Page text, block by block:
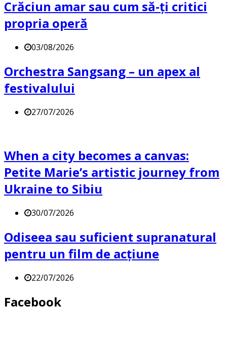
Crăciun amar sau cum să-ți critici
propria operă
03/08/2026
Orchestra Sangsang – un apex al
festivalului
27/07/2026
When a city becomes a canvas:
Petite Marie’s artistic journey from
Ukraine to Sibiu
30/07/2026
Odiseea sau suficient supranatural
pentru un film de acțiune
22/07/2026
Facebook